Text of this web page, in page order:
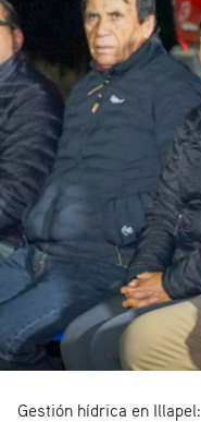
Gestión hídrica en Illapel: